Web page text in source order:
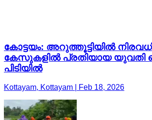
കോട്ടയം: അറുത്തൂട്ടിയിൽ
കേസുകളിൽ പ്രതിയായ യുവതി
പിടിയിൽ
Kottayam, Kottayam | Feb 18, 2026